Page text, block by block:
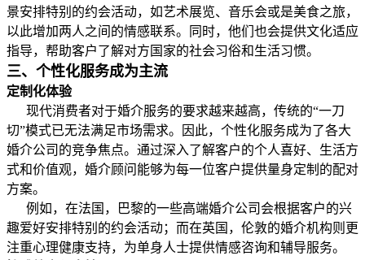
景安排特别的约会活动，如艺术展览、音乐会或是美食之旅，
以此增加两人之间的情感联系。同时，他们也会提供文化适应
指导，帮助客户了解对方国家的社会习俗和生活习惯。
三、个性化服务成为主流
定制化体验
现代消费者对于婚介服务的要求越来越高，传统的“一刀
切”模式已无法满足市场需求。因此，个性化服务成为了各大
婚介公司的竞争焦点。通过深入了解客户的个人喜好、生活方
式和价值观，婚介顾问能够为每一位客户提供量身定制的配对
方案。
例如，在法国，巴黎的一些高端婚介公司会根据客户的兴
趣爱好安排特别的约会活动；而在英国，伦敦的婚介机构则更
注重心理健康支持，为单身人士提供情感咨询和辅导服务。